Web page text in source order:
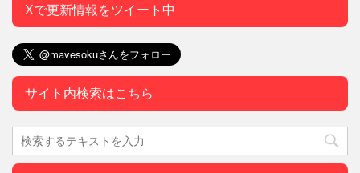
Xで更新情報をツイート中
サイト内検索はこちら